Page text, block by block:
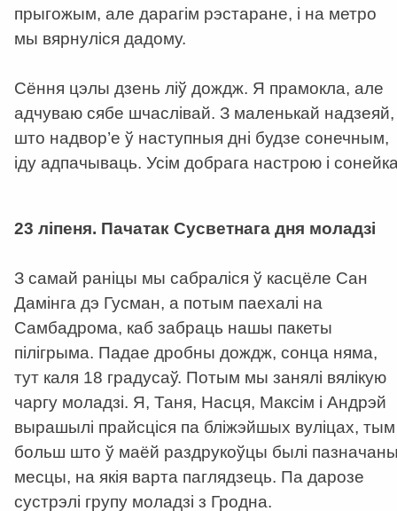
прыгожым, але дарагім рэстаране, і на метро
мы вярнуліся дадому.
Сёння цэлы дзень ліў дождж. Я прамокла, але
адчуваю сябе шчаслівай. З маленькай надзеяй,
што надвор’е ў наступныя дні будзе сонечным,
іду адпачываць. Усім добрага настрою і
23 ліпеня. Пачатак Сусветнага дня моладзі
З самай раніцы мы сабраліся ў касцёле Сан
Дамінга дэ Гусман, а потым паехалі на
Самбадрома, каб забраць нашы пакеты
пілігрыма. Падае дробны дождж, сонца няма,
тут каля 18 градусаў. Потым мы занялі вялікую
чаргу моладзі. Я, Таня, Насця, Максім і Андрэй
вырашылі прайсціся па бліжэйшых вуліцах, тым
больш што ў маёй раздрукоўцы былі
месцы, на якія варта паглядзець. Па дарозе
сустрэлі групу моладзі з Гродна.